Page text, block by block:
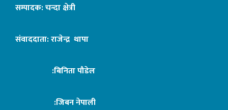
सम्पादक: चन्दा क्षेत्री
संवाददाता: राजेन्द्र थापा
:बिनिता पौडेल
:जिबन नेपाली